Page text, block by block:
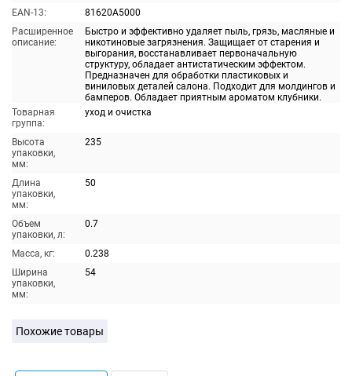
EAN-13:
81620A5000
Расширенное
описание:
Быстро и эффективно удаляет пыль, грязь, масляные и
никотиновые загрязнения. Защищает от старения и
выгорания, восстанавливает первоначальную
структуру, обладает антистатическим эффектом.
Предназначен для обработки пластиковых и
виниловых деталей салона. Подходит для молдингов и
бамперов. Обладает приятным ароматом клубники.
Товарная
группа:
уход и очистка
Высота
упаковки,
мм:
235
Длина
упаковки,
мм:
50
Объем
упаковки, л:
0.7
Масса, кг:
0.238
Ширина
упаковки,
мм:
54
Похожие товары